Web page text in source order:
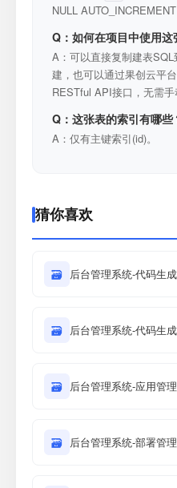
NULL
Q：如何在项目中使用这
A：可以直接复制建表
建，也可以通过果创云平
RESTful API接口，无需手
Q：这张表的索引有哪些
A：仅有主键索引(id)。
猜你喜欢
🗃 后台管理系统-代码生
🗃 后台管理系统-代码生
🗃 后台管理系统-应用管理
🗃 后台管理系统-部署管理